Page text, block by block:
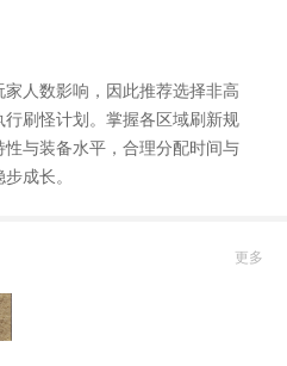
人数影响，因此推荐选择非高
刷怪计划。掌握各区域刷新规
与装备水平，合理分配时间与
成长。
更多